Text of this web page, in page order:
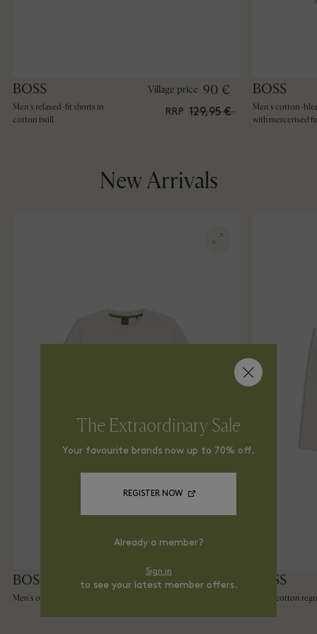
BOSS
Men's relaxed-fit shorts in
cotton twill
Village price 90 €
RRP 129,95 €
BOSS
Men's cotton-
with mercerised
New Arrivals
BOSS
Men's oversized T-shirt
Village price 48 € BOSS
Men's cotton
The Extraordinary Sale
Your favourite brands now up to 70% off.
REGISTER NOW
Already a member?
Sign in
to see your latest member offers.